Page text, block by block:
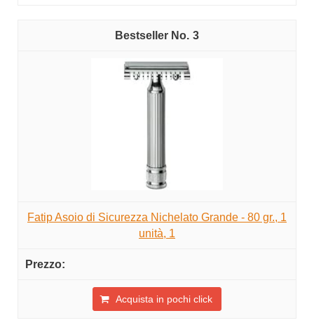
3
Fatip Asoio di Sicurezza Nichelato Grande - 80 gr., 1
unità, 1
Acquista in pochi click